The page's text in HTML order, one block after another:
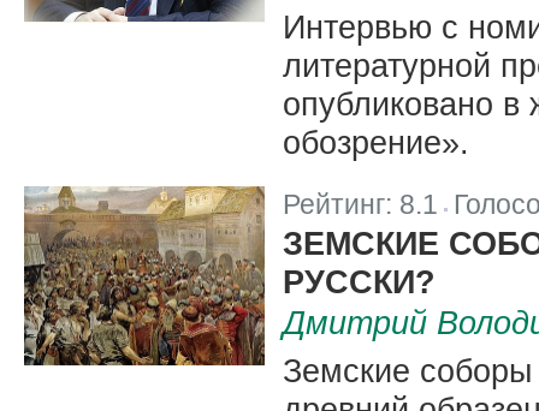
Интервью с
литературной
опубликовано
обозрение».
Рейтинг: 8.1 |
ЗЕМСКИЕ
РУССКИ?
Дмитрий
Земские